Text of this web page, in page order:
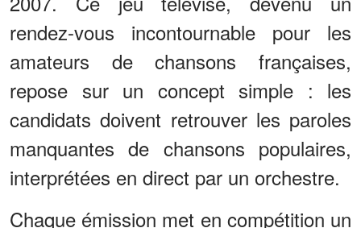
rendez-vous incontournable pour les
amateurs de chansons françaises,
repose sur un concept simple : les
candidats doivent retrouver les paroles
manquantes de chansons populaires,
interprétées en direct par un orchestre.
Chaque émission met en compétition un